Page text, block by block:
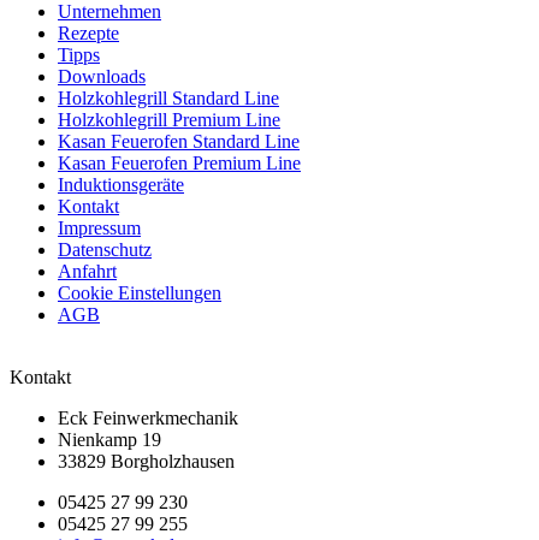
Unternehmen
Rezepte
Tipps
Downloads
Holzkohlegrill Standard Line
Holzkohlegrill Premium Line
Kasan Feuerofen Standard Line
Kasan Feuerofen Premium Line
Induktionsgeräte
Kontakt
Impressum
Datenschutz
Anfahrt
Cookie Einstellungen
AGB
Kontakt
Eck Feinwerkmechanik
Nienkamp 19
33829 Borgholzhausen
05425 27 99 230
05425 27 99 255